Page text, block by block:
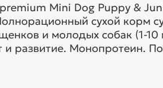
Mini Dog Puppy &
сухой корм
и молодых собак (1-
и развитие. Монопротеин.